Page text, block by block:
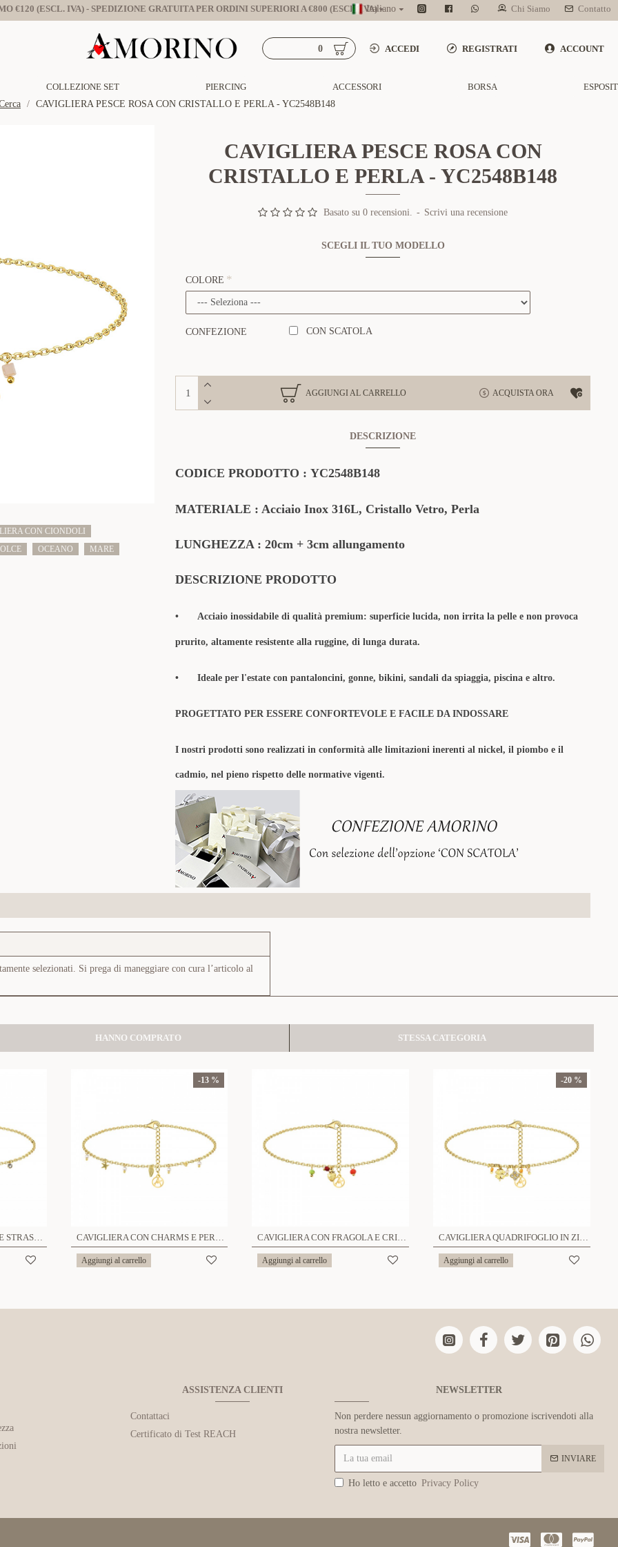
€120 (ESCL. IVA) - SPEDIZIONE GRATUITA PER ORDINI SUPERIORI A €800 (ESCL. IVA)Italiano Chi Siamo Contatto
ACCEDI REGISTRATI ACCOUNT
0
COLLEZIONE SET PIERCING ACCESSORI BORSA
CAVIGLIERA PESCE ROSA CON CRISTALLO E PERLA - YC2548B148
CON CIONDOLI
OCEANO
MARE
CAVIGLIERA PESCE ROSA CON
CRISTALLO E PERLA - YC2548B148
Basato su 0 recensioni. - Scrivi una recensione
SCEGLI IL TUO MODELLO
COLORE
CONFEZIONE CON SCATOLA
AGGIUNGI AL CARRELLO ACQUISTA ORA
DESCRIZIONE
CODICE PRODOTTO : YC2548B148
MATERIALE : Acciaio Inox 316L, Cristallo Vetro, Perla
LUNGHEZZA : 20cm + 3cm allungamento
DESCRIZIONE PRODOTTO
• Acciaio inossidabile di qualità premium: superficie lucida, non irrita la pelle e non provoca
prurito, altamente resistente alla ruggine, di lunga durata.
• Ideale per l'estate con pantaloncini, gonne, bikini, sandali da spiaggia, piscina e altro.
PROGETTATO PER ESSERE CONFORTEVOLE E FACILE DA INDOSSARE
I nostri prodotti sono realizzati in conformità alle limitazioni inerenti al nickel, il piombo e il
cadmio, nel pieno rispetto delle normative vigenti.
selezionati. Si prega di maneggiare con cura l’articolo al
HANNO COMPRATO STESSA CATEGORIA
CAVIGLIERA CON PESCE E STRASS - YC2548B352
-13 %
CAVIGLIERA CON CHARMS E PERLE - YC2540B126
Aggiungi al carrello
CAVIGLIERA CON FRAGOLA E CRISTALLO - YC2548B157
Aggiungi al carrello
-20 %
CAVIGLIERA QUADRIFOGLIO IN ZIRCONE CON CRISTALLO - YC2556B130
Aggiungi al carrello
ASSISTENZA CLIENTI
Contattaci
Certificato di Test REACH
NEWSLETTER
Non perdere nessun aggiornamento o promozione iscrivendoti alla
nostra newsletter.
INVIARE
Ho letto e accetto Privacy Policy